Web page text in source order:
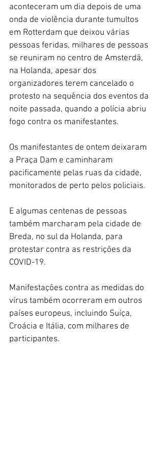
aconteceram um dia depois de uma
onda de violência durante tumultos
em Rotterdam que deixou várias
pessoas feridas, milhares de pessoas
se reuniram no centro de Amsterdã,
na Holanda, apesar dos
organizadores terem cancelado o
protesto na sequência dos eventos da
noite passada, quando a polícia abriu
fogo contra os manifestantes.
Os manifestantes de ontem deixaram
a Praça Dam e caminharam
pacificamente pelas ruas da cidade,
monitorados de perto pelos policiais.
E algumas centenas de pessoas
também marcharam pela cidade de
Breda, no sul da Holanda, para
protestar contra as restrições da
COVID-19.
Manifestações contra as medidas do
vírus também ocorreram em outros
países europeus, incluindo Suíça,
Croácia e Itália, com milhares de
participantes.